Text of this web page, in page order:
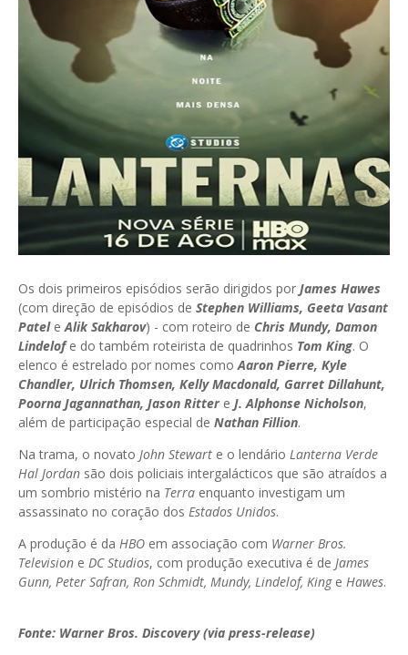
Os dois primeiros episódios serão dirigidos por James Hawes
(com direção de episódios de Stephen Williams, Geeta Vasant
PateleAlik Sakharov) - com roteiro de Chris Mundy, Damon
Lindelofe do também roteirista de quadrinhos Tom King. O
elenco é estrelado por nomes comoAaron Pierre, Kyle
Chandler, Ulrich Thomsen, Kelly Macdonald, Garret Dillahunt,
Poorna Jagannathan, Jason Rittere J. Alphonse Nicholson,
além de participação especial de Nathan Fillion.
Na trama, o novato John Stewart e o lendário Lanterna Verde
Hal Jordan são dois policiais intergalácticos que são atraídos a
um sombrio mistério na Terra enquanto investigam um
assassinato no coração dos Estados Unidos.
A produção é da HBO em associação com Warner Bros.
Television e DC Studios, com produção executiva é de James
Gunn, Peter Safran, Ron Schmidt, Mundy, Lindelof, Kinge Hawes.
Fonte: Warner Bros. Discovery (via press-release)